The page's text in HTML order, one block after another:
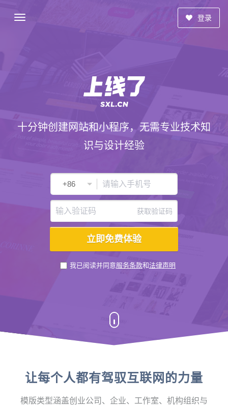
登录
十分钟创建网站和小程序，无需专业技术知
识与设计经验
获取验证码
我已阅读并同意服务条款和法律声明
让每个人都有驾驭互联网的力量
模版类型涵盖创业公司、企业、工作室、机构组织与